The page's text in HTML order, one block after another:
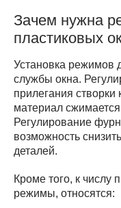
Зачем нужна
пластиковых
Установка режимов
службы окна.
прилегания
материал
Регулирование
возможность
деталей.
Кроме того, к числу
режимы, относятся: